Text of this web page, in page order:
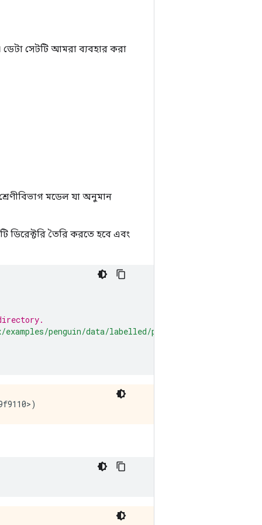
সেটটি আমরা ব্যবহার করা
মডেল যা অনুমান
ডিরেক্টরি তৈরি করতে হবে এবং
penguin/data/labelled/penguins_processed.csv'